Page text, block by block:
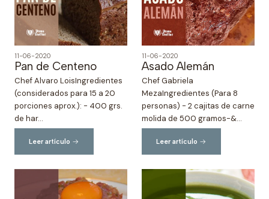
11-06-2020
Pan de Centeno
Chef Alvaro LoisIngredientes
(considerados para 15 a 20
porciones aprox.): - 400 grs.
de har...
Leer artículo
11-06-2020
Asado Alemán
Chef Gabriela
MezaIngredientes (Para 8
personas) - 2 cajitas de carne
molida de 500 gramos-&...
Leer artículo